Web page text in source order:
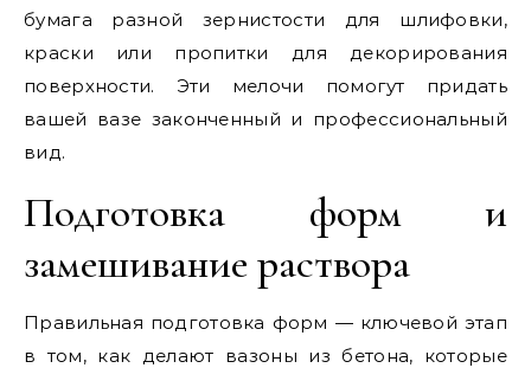
бумага разной зернистости для шлифовки,
краски или пропитки для декорирования
поверхности. Эти мелочи помогут придать
вашей вазе законченный и профессиональный
вид.
Подготовка форм и
замешивание раствора
Правильная подготовка форм — ключевой этап
в том, как делают вазоны из бетона, которые